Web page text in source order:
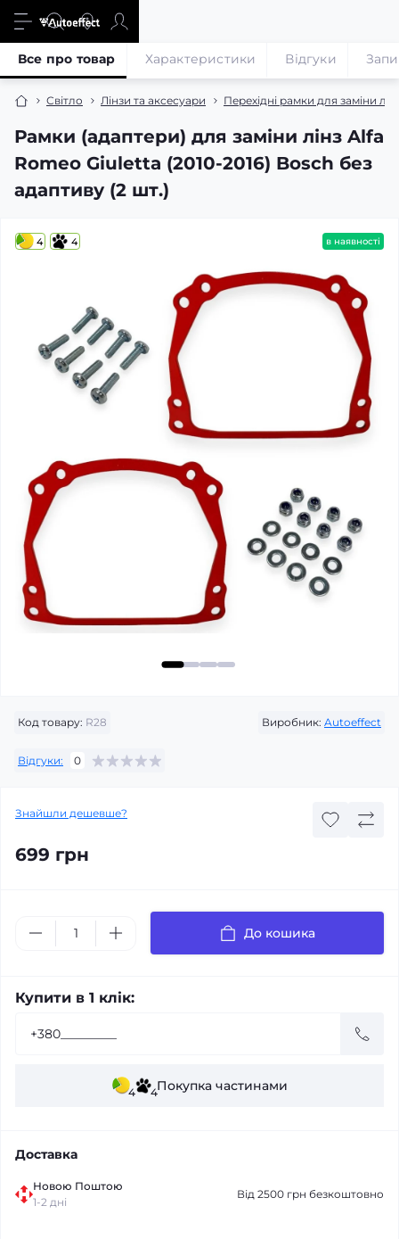
Світло Лінзи та аксесуари Перехідні рамки для заміни
Рамки (адаптери) для заміни лінз Alfa
Romeo Giuletta (2010-2016) Bosch без
адаптиву (2 шт.)
Все про товар Характеристики Відгуки
4 4 в наявності
Код товару: R28 Виробник: Autoeffect
Відгуки: 0
Знайшли дешевше?
699 грн
До кошика
Купити в 1 клік:
4 4Покупка частинами
Доставка
Новою Поштою
1-2 дні
Від 2500 грн безкоштовно